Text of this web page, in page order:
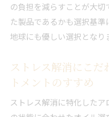
の負担を減らすことが大
た製品であるかも選択基準
地球にも優しい選択となり
ストレス解消にこだ
トメントのすすめ
ストレス解消に特化した